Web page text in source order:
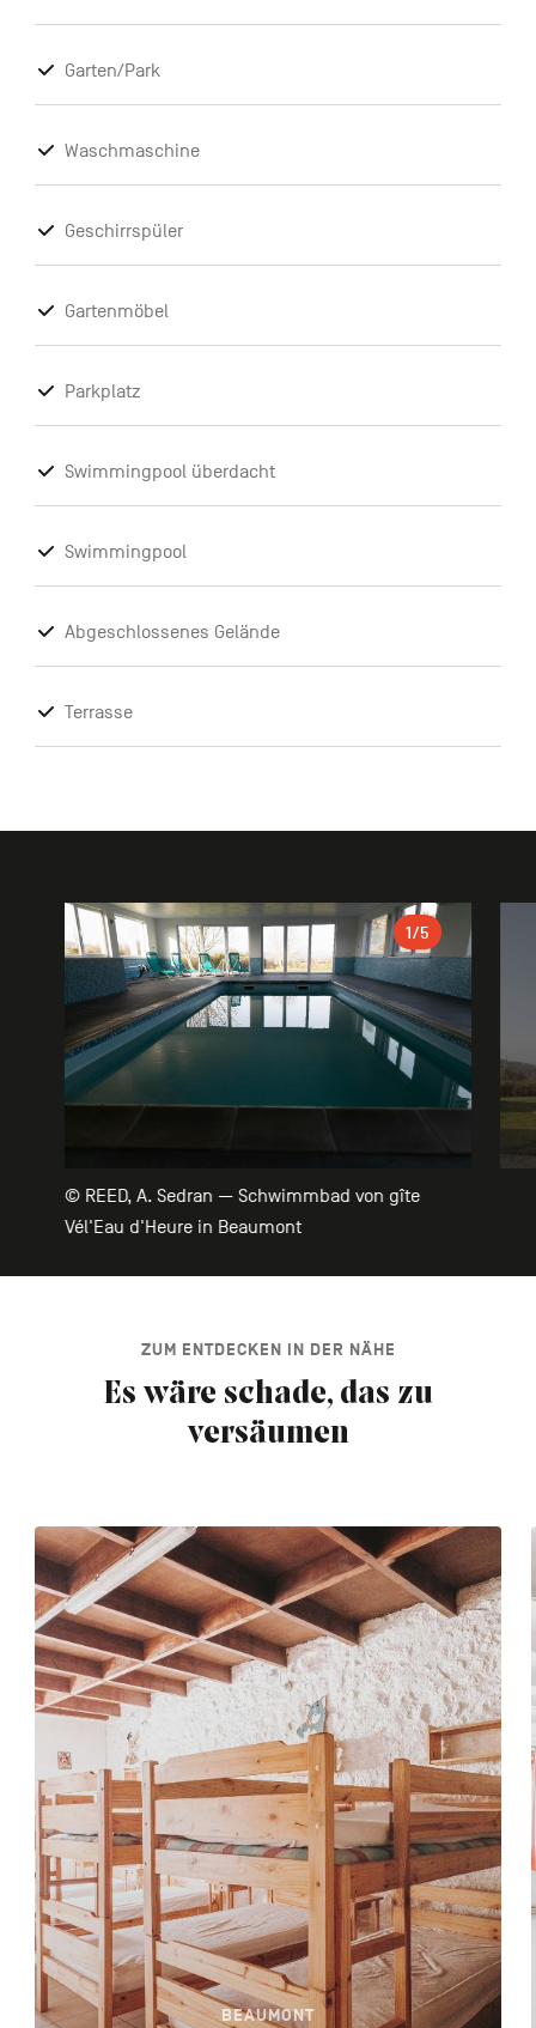
Garten/Park
Waschmaschine
Geschirrspüler
Gartenmöbel
Parkplatz
Swimmingpool überdacht
Swimmingpool
Abgeschlossenes Gelände
Terrasse
Galerie
© REED, A. Sedran — Schwimmbad von gîte
Vél'Eau d'Heure in Beaumont
1/5
ZUM ENTDECKEN IN DER NÄHE
Es wäre schade, das zu
versäumen
BEAUMONT